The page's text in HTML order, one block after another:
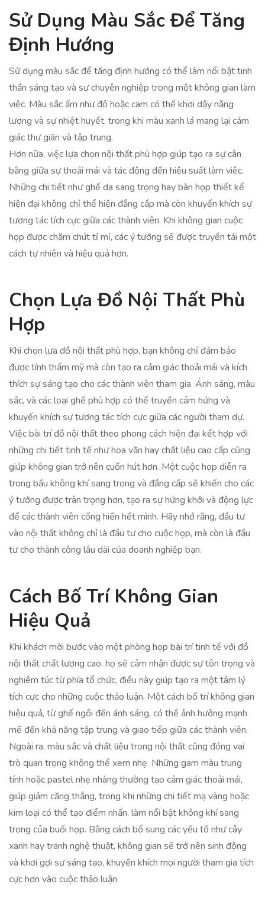
Sử Dụng Màu Sắc Để Tăng
Định Hướng
Sử dụng màu sắc để tăng định hướng có thể làm nổi bật tinh
thần sáng tạo và sự chuyên nghiệp trong một không gian làm
việc. Màu sắc ấm như đỏ hoặc cam có thể khơi dậy năng
lượng và sự nhiệt huyết, trong khi màu xanh lá mang lại cảm
giác thư giãn và tập trung.
Hơn nữa, việc lựa chọn nội thất phù hợp giúp tạo ra sự cân
bằng giữa sự thoải mái và tác động đến hiệu suất làm việc.
Những chi tiết như ghế da sang trọng hay bàn họp thiết kế
hiện đại không chỉ thể hiện đẳng cấp mà còn khuyến khích sự
tương tác tích cực giữa các thành viên. Khi không gian cuộc
họp được chăm chút tỉ mỉ, các ý tưởng sẽ được truyền tải một
cách tự nhiên và hiệu quả hơn.
Chọn Lựa Đồ Nội Thất Phù
Hợp
Khi chọn lựa đồ nội thất phù hợp, bạn không chỉ đảm bảo
được tính thẩm mỹ mà còn tạo ra cảm giác thoải mái và kích
thích sự sáng tạo cho các thành viên tham gia. Ánh sáng, màu
sắc, và các loại ghế phù hợp có thể truyền cảm hứng và
khuyến khích sự tương tác tích cực giữa các người tham dự.
Việc bài trí đồ nội thất theo phong cách hiện đại kết hợp với
những chi tiết tinh tế như hoa văn hay chất liệu cao cấp cũng
giúp không gian trở nên cuốn hút hơn. Một cuộc họp diễn ra
trong bầu không khí sang trọng và đẳng cấp sẽ khiến cho các
ý tưởng được trân trọng hơn, tạo ra sự hứng khởi và động lực
để các thành viên cống hiến hết mình. Hãy nhớ rằng, đầu tư
vào nội thất không chỉ là đầu tư cho cuộc họp, mà còn là đầu
tư cho thành công lâu dài của doanh nghiệp bạn.
Cách Bố Trí Không Gian
Hiệu Quả
Khi khách mời bước vào một phòng họp bài trí tinh tế với đồ
nội thất chất lượng cao, họ sẽ cảm nhận được sự tôn trọng và
nghiêm túc từ phía tổ chức, điều này giúp tạo ra một tâm lý
tích cực cho những cuộc thảo luận. Một cách bố trí không gian
hiệu quả, từ ghế ngồi đến ánh sáng, có thể ảnh hưởng mạnh
mẽ đến khả năng tập trung và giao tiếp giữa các thành viên.
Ngoài ra, màu sắc và chất liệu trong nội thất cũng đóng vai
trò quan trọng không thể xem nhẹ. Những gam màu trung
tính hoặc pastel nhẹ nhàng thường tạo cảm giác thoải mái,
giúp giảm căng thẳng, trong khi những chi tiết mạ vàng hoặc
kim loại có thể tạo điểm nhấn, làm nổi bật không khí sang
trọng của buổi họp. Bằng cách bổ sung các yếu tố như cây
xanh hay tranh nghệ thuật, không gian sẽ trở nên sinh động
và khơi gợi sự sáng tạo, khuyến khích mọi người tham gia tích
cực hơn vào cuộc thảo luận.